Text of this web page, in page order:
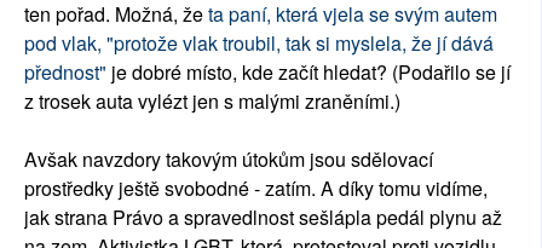
ten pořad. Možná, žeta paní, která vjela se svým autem
pod vlak, "protože vlak troubil, tak si myslela, že jí dává
přednost" je dobré místo, kde začít hledat? (Podařilo se jí
z trosek auta vylézt jen s malými zraněními.)
Avšak navzdory takovým útokům jsou sdělovací
prostředky ještě svobodné - zatím. A díky tomu vidíme,
jak strana Právo a spravedlnost sešlápla pedál plynu až